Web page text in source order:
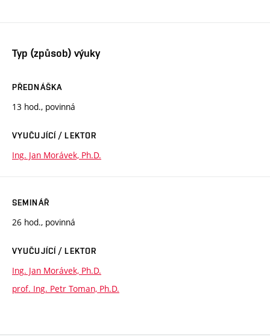
Typ (způsob) výuky
PŘEDNÁŠKA
13 hod., povinná
VYUČUJÍCÍ / LEKTOR
Ing. Jan Morávek, Ph.D.
SEMINÁŘ
26 hod., povinná
VYUČUJÍCÍ / LEKTOR
Ing. Jan Morávek, Ph.D.
prof. Ing. Petr Toman, Ph.D.